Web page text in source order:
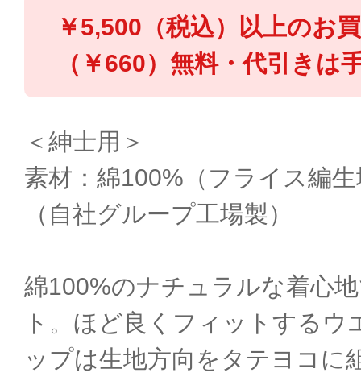
￥5,500（税込）以上のお
（￥660）無料・代引きは
＜紳士用＞
素材：綿100%（フライス編
（自社グループ工場製）
綿100%のナチュラルな着心
ト。ほど良くフィットするウ
ップは生地方向をタテヨコに